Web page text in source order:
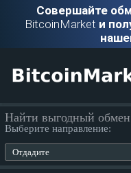
Совершайте
BitcoinMarket и
Найти выгодный обмен
Выберите направление:
Отдадите